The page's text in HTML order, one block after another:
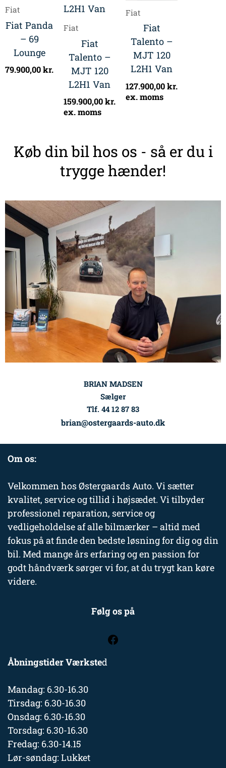
Fiat
Fiat Panda
– 69
Lounge
79.900,00kr.
Fiat
Fiat
Talento –
MJT 120
L2H1 Van
159.900,00kr.
ex. moms
Fiat
Fiat
Talento –
MJT 120
L2H1 Van
127.900,00kr.
ex. moms
Køb din bil hos os - så er du i
trygge hænder!
BRIAN MADSEN
Sælger
Tlf. 44 12 87 83
brian@ostergaards-auto.dk
Om os:
Velkommen hos Østergaards Auto. Vi sætter
kvalitet, service og tillid i højsædet. Vi tilbyder
professionel reparation, service og
vedligeholdelse af alle bilmærker – altid med
fokus på at finde den bedste løsning for dig og din
bil. Med mange års erfaring og en passion for
godt håndværk sørger vi for, at du trygt kan køre
videre.
Følg os på
Åbningstider Værksted
Mandag: 6.30-16.30
Tirsdag: 6.30-16.30
Onsdag: 6.30-16.30
Torsdag: 6.30-16.30
Fredag: 6.30-14.15
Lør-søndag: Lukket